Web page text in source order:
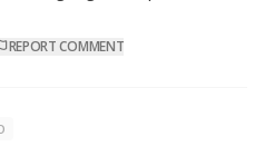
REPORT COMMENT